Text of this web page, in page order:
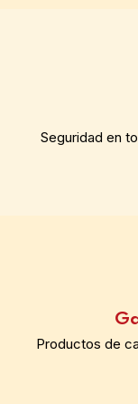
Seguridad en
Productos de